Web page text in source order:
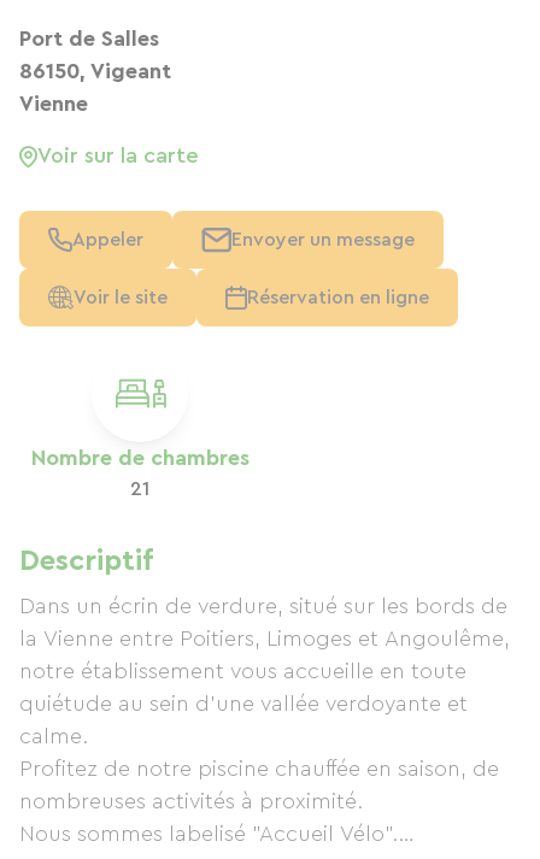
Nombre de chambres
21
Descriptif
Dans un écrin de verdure, situé sur les bords de
la Vienne entre Poitiers, Limoges et Angoulême,
notre établissement vous accueille en toute
quiétude au sein d'une vallée verdoyante et
calme.
Profitez de notre piscine chauffée en saison, de
nombreuses activités à proximité.
Nous sommes labelisé "Accueil Vélo".
Port de Salles
86150, Vigeant
Vienne
Voir sur la carte
Appeler Envoyer un message
Voir le site Réservation en ligne